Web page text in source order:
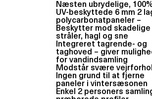
Næsten ubrydelige,
UV-beskyttede 6 mm 2
polycarbonatpaneler –
Beskytter mod skadelige
stråler, hagl og sne
Integreret tagrende- og
taghoved – giver
for vandindsamling
Modstår svære
Ingen grund til at fjerne
paneler i vintersæsonen
Enkel 2 personers